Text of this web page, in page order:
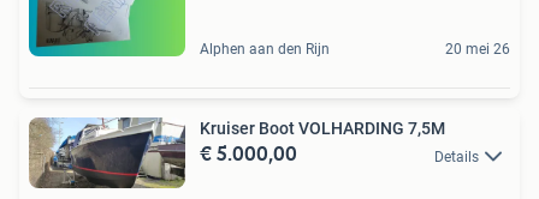
Alphen aan den Rijn 20 mei 26
Kruiser Boot VOLHARDING 7,5M
€ 5.000,00 Details